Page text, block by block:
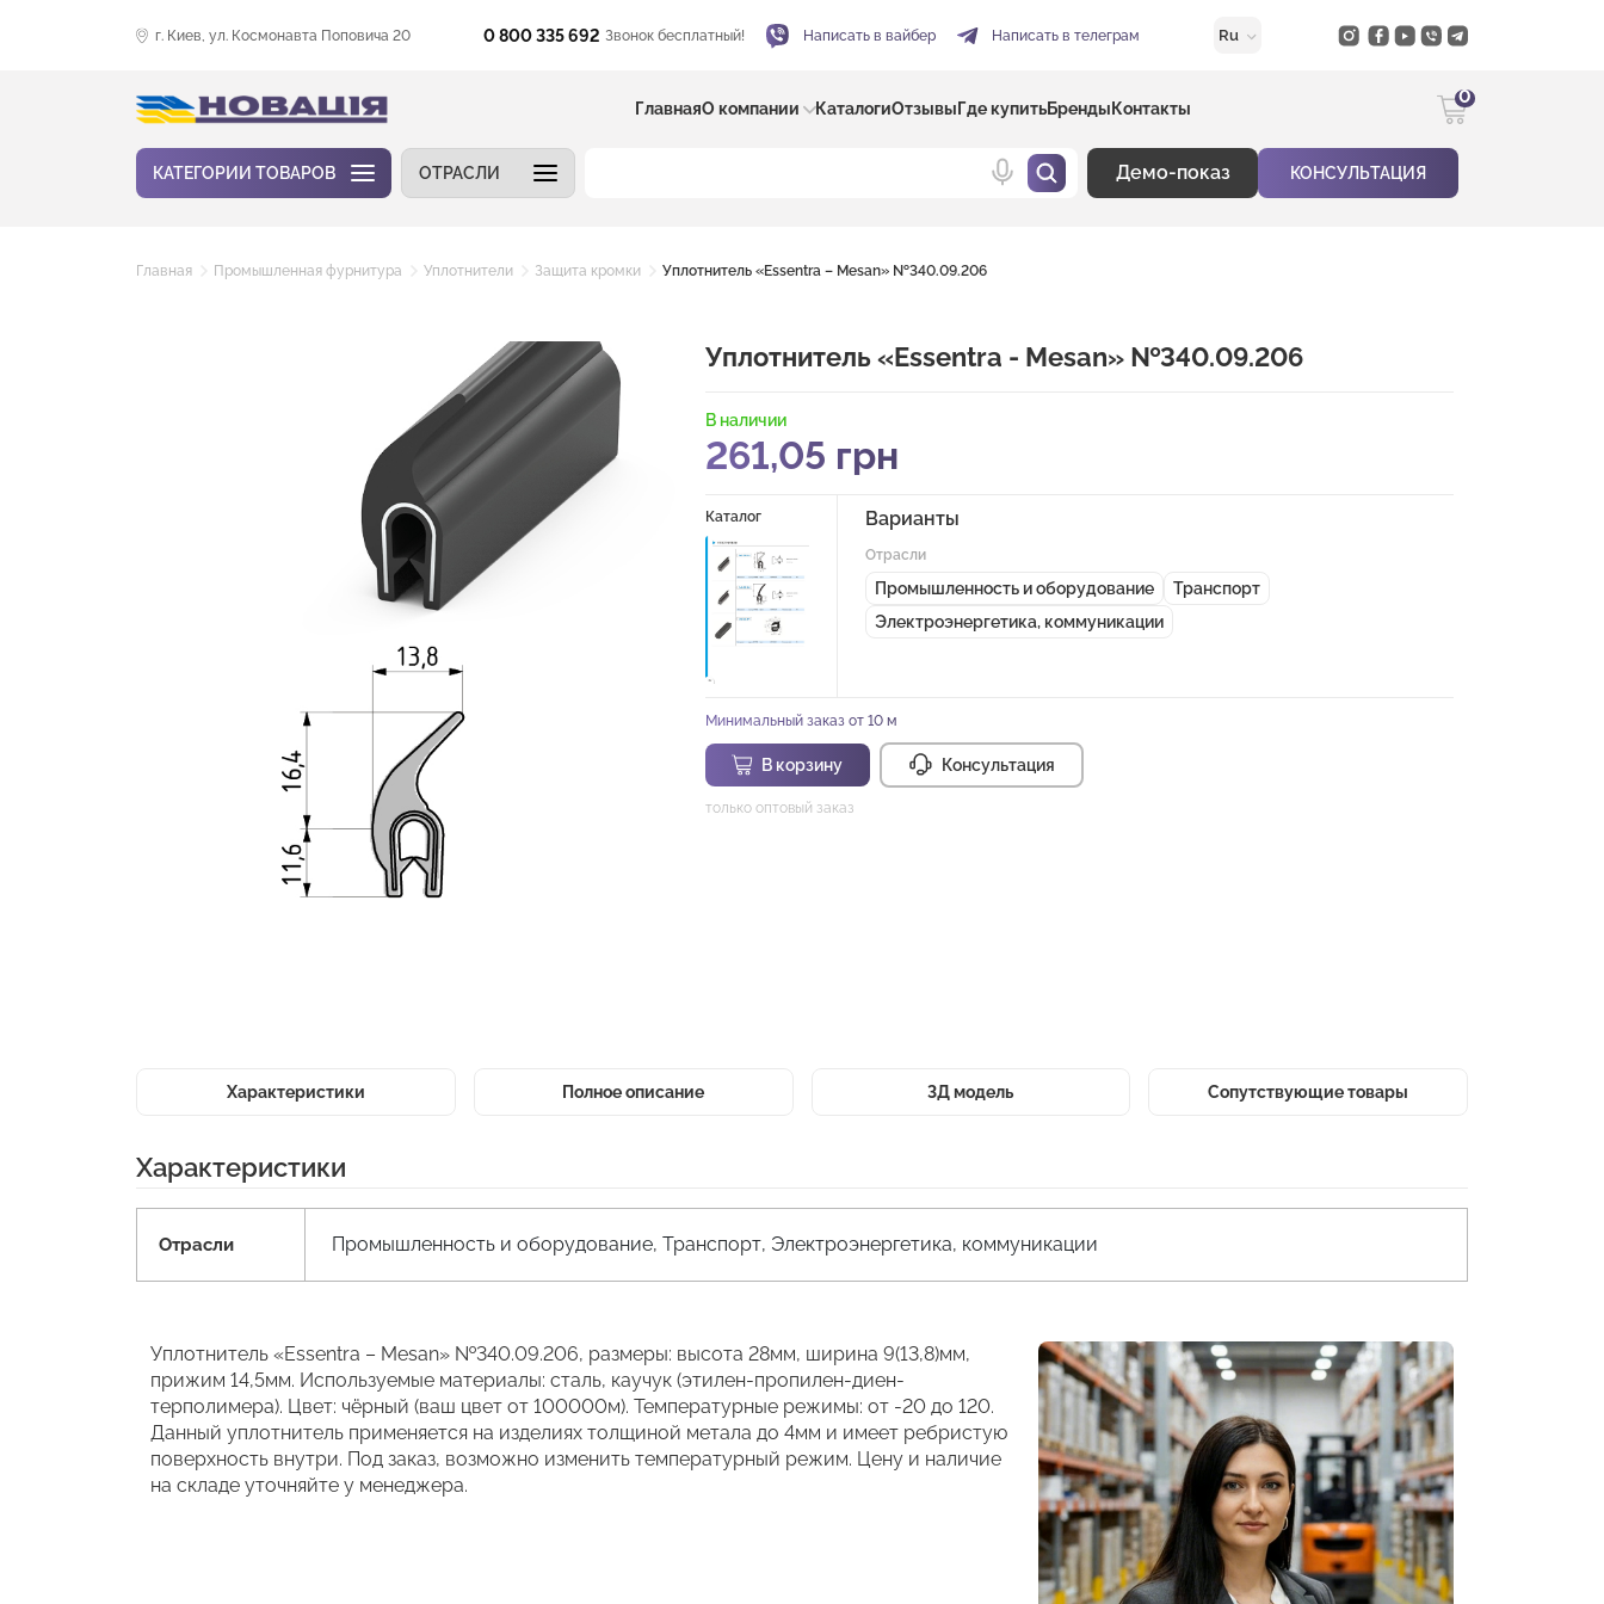
г. Киев, ул. Космонавта Поповича 20 0 800 335 692 Звонок бесплатный! Написать в вайбер Написать в телеграм Ru
ГлавнаяО компании КаталогиОтзывы Где купитьБренды Контакты
0
КАТЕГОРИИ ТОВАРОВ ОТРАСЛИ Демо-показ КОНСУЛЬТАЦИЯ
Главная Промышленная фурнитура Уплотнители Защита кромки Уплотнитель «Essentra – Mesan» №340.09.206
Уплотнитель «Essentra - Mesan» №340.09.206
В наличии
261,05 грн
Каталог Варианты
Отрасли
Промышленность и оборудование
Транспорт
Электроэнергетика, коммуникации
Минимальный заказ от 10 м
В корзину Консультация
только оптовый заказ
Характеристики Полное описание 3Д модель Сопутствующие товары
Характеристики
Отрасли Промышленность и оборудование, Транспорт, Электроэнергетика, коммуникации
Уплотнитель «Essentra – Mesan» №340.09.206, размеры: высота 28мм, ширина 9(13,8)мм,
прижим 14,5мм. Используемые материалы: сталь, каучук (этилен-пропилен-диен-
терполимера). Цвет: чёрный (ваш цвет от 100000м). Температурные режимы: от -20 до 120.
Данный уплотнитель применяется на изделиях толщиной метала до 4мм и имеет ребристую
поверхность внутри. Под заказ, возможно изменить температурный режим. Цену и наличие
на складе уточняйте у менеджера.